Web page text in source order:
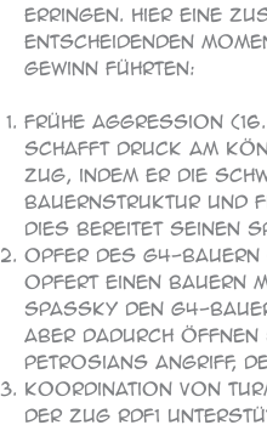
erringen. Hier eine
entscheidenden
Gewinn führten:
Frühe Aggression
schafft Druck am
Zug, indem er die
Bauernstruktur und
Dies bereitet seinen
Opfer des g4-
opfert einen Bauern
Spassky den g4-
aber dadurch öffnen
Petrosians Angriff,
Koordination von
Der Zug Rdf1